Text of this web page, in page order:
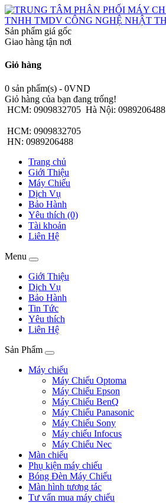
Sản phẩm giá gốc
Giao hàng tận nơi
Giỏ hàng
0 sản phẩm(s) - 0VND
Giỏ hàng của bạn đang trống!
HCM: 0909832705 Hà Nội: 0989206488
HCM: 0909832705
HN: 0989206488
Trang chủ
Giới Thiệu
Máy Chiếu
Dịch Vụ
Bảo Hành
Yêu thích (0)
Tài khoản
Liên Hệ
Menu
Giới Thiệu
Dịch Vụ
Bảo Hành
Tin Tức
Yêu thích
Liên Hệ
Sản Phẩm
Máy chiếu
Máy Chiếu Optoma
Máy Chiếu Epson
Máy Chiếu BenQ
Máy Chiếu Panasonic
Máy Chiếu Sony
Máy chiếu Infocus
Máy Chiếu Nec
Màn chiếu
Phụ kiện máy chiếu
Bóng Đèn Máy Chiếu
Màn hình tương tác
Tư vấn mua máy chiếu